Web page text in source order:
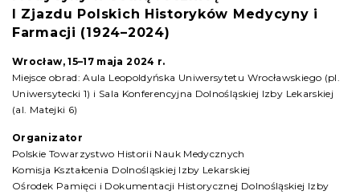
I Zjazdu Polskich Historyków Medycyny i
Farmacji (1924–2024)
Wrocław, 15–17 maja 2024 r.
Miejsce obrad: Aula Leopoldyńska Uniwersytetu Wrocławskiego (pl.
Uniwersytecki 1) i Sala Konferencyjna Dolnośląskiej Izby Lekarskiej
(al. Matejki 6)
Organizator
Polskie Towarzystwo Historii Nauk Medycznych
Komisja Kształcenia Dolnośląskiej Izby Lekarskiej
Ośrodek Pamięci i Dokumentacji Historycznej Dolnośląskiej Izby